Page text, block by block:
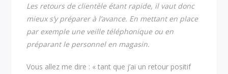
Les retours de clientèle étant rapide, il vaut donc
mieux s’y préparer à l’avance. En mettant en place
par exemple une veille téléphonique ou en
préparant le personnel en magasin.
Vous allez me dire : « tant que j’ai un retour positif